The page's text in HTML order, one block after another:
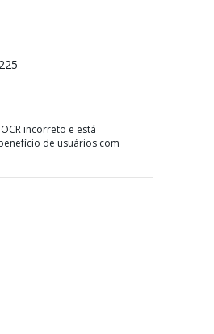
incorreto e está
de usuários com